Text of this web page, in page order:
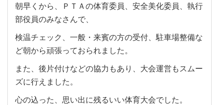
朝早くから、ＰＴＡの体育委員、安全美化委員、執行
部役員のみなさんで、
検温チェック、一般・来賓の方の受付、駐車場整備な
ど朝から頑張っておられました。
また、後片付けなどの協力もあり、大会運営もスムー
ズに行えました。
心の込った、思い出に残るいい体育大会でした。